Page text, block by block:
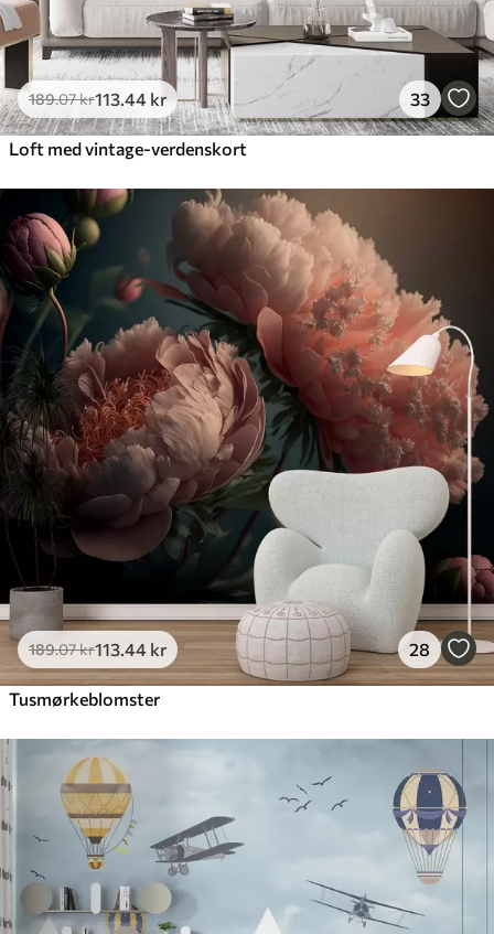
189.07kr113 .44 kr 33
Loft med vintage-verdenskort
189.07kr113 .44 kr 28
Tusmørkeblomster